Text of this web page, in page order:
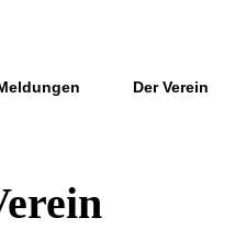
Der Verein